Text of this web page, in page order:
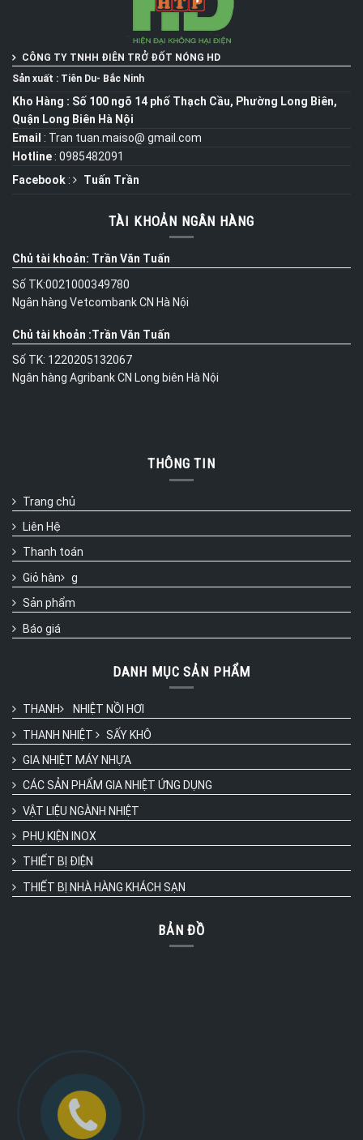
CÔNG TY TNHH ĐIÊN TRỞ ĐỐT NÓNG HD
Sản xuất : Tiên Du- Bắc Ninh
Kho Hàng : Số 100 ngõ 14 phố Thạch Cầu, Phường Long Biên,
Quận Long Biên Hà Nội
Email : Tran tuan.maiso@ gmail.com
Hotline : 0985482091
Facebook : Tuấn Trần
TÀI KHOẢN NGÂN HÀNG
Chủ tài khoản: Trần Văn Tuấn
Số TK:0021000349780
Ngân hàng Vetcombank CN Hà Nội
Chủ tài khoản :Trần Văn Tuấn
Số TK: 1220205132067
Ngân hàng Agribank CN Long biên Hà Nội
THÔNG TIN
Trang chủ
Liên Hệ
Thanh toán
Giỏ hàn
g
Sản phẩm
Báo giá
DANH MỤC SẢN PHẨM
THANH
NHIỆT NỒI HƠI
THANH NHIỆT
SẤY KHÔ
GIA NHIỆT MÁY NHỰA
CÁC SẢN PHẨM GIA NHIỆT ỨNG DỤNG
VẬT LIỆU NGÀNH NHIỆT
PHỤ KIỆN INOX
THIẾT BỊ ĐIỆN
THIẾT BỊ NHÀ HÀNG KHÁCH SẠN
BẢN ĐỒ